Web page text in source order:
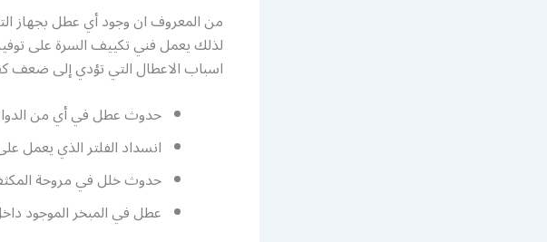
من المعروف ان وجود أي عطل بجهاز
لذلك يعمل فني تكييف السرة على
اسباب الاعطال التي تؤدي إلى ضعف
حدوث عطل في أي من
انسداد الفلتر الذي
حدوث خلل في مروحة
عطل في المبخر الموجود